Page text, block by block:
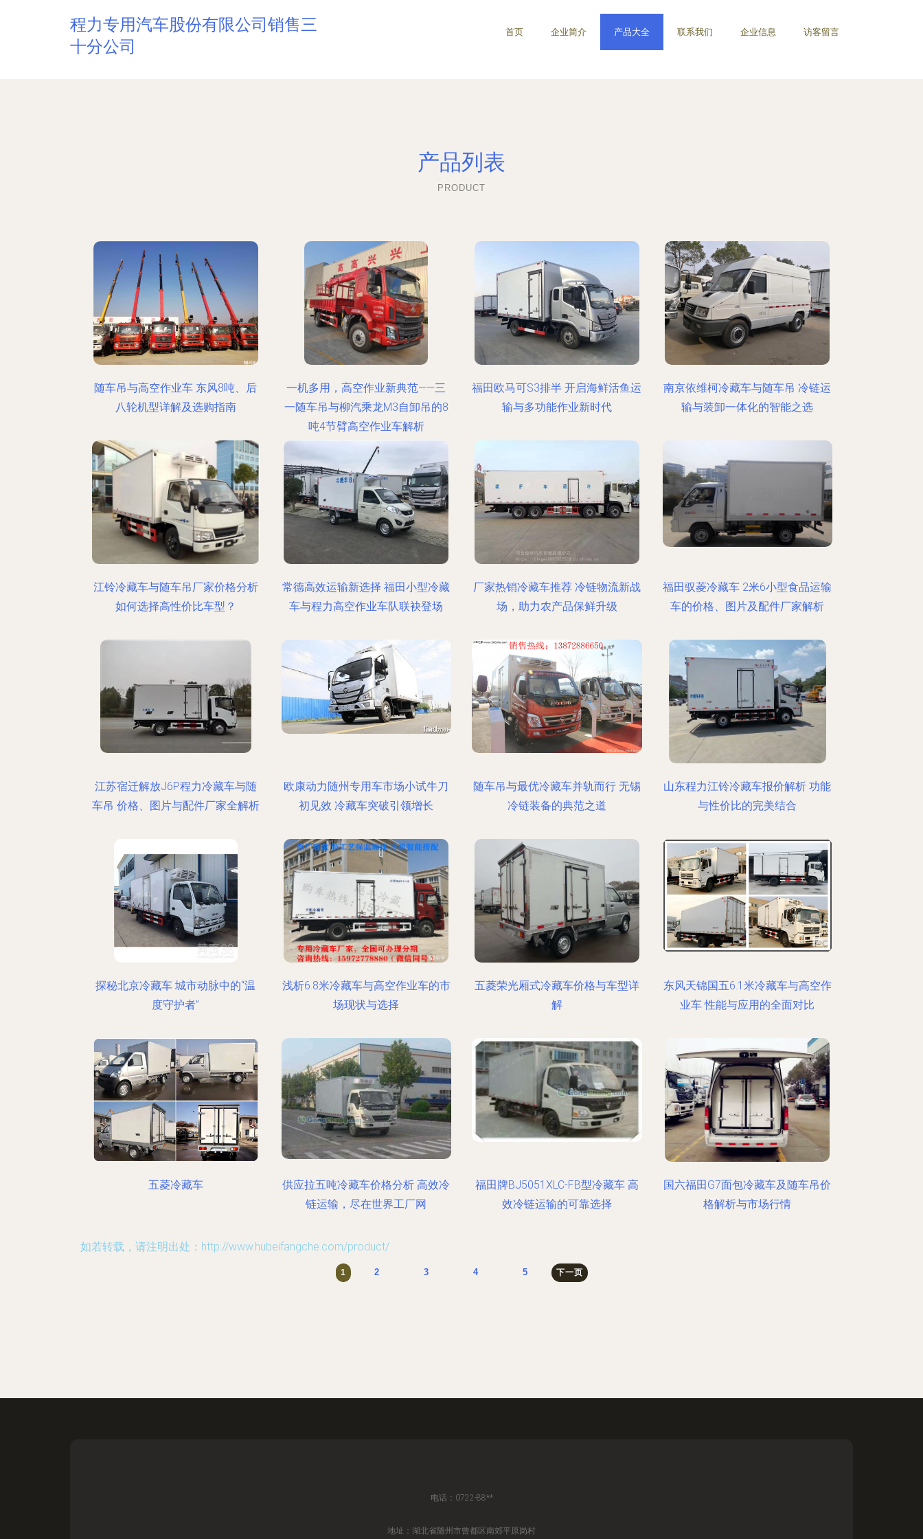
程力专用汽车股份有限公司销售三
十分公司
首页 企业简介 产品大全 联系我们 企业信息 访客留言
产品列表
PRODUCT
随车吊与高空作业车 东风8吨、后
八轮机型详解及选购指南
一机多用，高空作业新典范——三
一随车吊与柳汽乘龙M3自卸吊的8
吨4节臂高空作业车解析
福田欧马可S3排半 开启海鲜活鱼运
输与多功能作业新时代
南京依维柯冷藏车与随车吊 冷链运
输与装卸一体化的智能之选
江铃冷藏车与随车吊厂家价格分析
如何选择高性价比车型？
常德高效运输新选择 福田小型冷藏
车与程力高空作业车队联袂登场
厂家热销冷藏车推荐 冷链物流新战
场，助力农产品保鲜升级
福田驭菱冷藏车 2米6小型食品运输
车的价格、图片及配件厂家解析
江苏宿迁解放J6P程力冷藏车与随
车吊 价格、图片与配件厂家全解析
欧康动力随州专用车市场小试牛刀
初见效 冷藏车突破引领增长
随车吊与最优冷藏车并轨而行 无锡
冷链装备的典范之道
山东程力江铃冷藏车报价解析 功能
与性价比的完美结合
探秘北京冷藏车 城市动脉中的“温
度守护者”
浅析6.8米冷藏车与高空作业车的市
场现状与选择
五菱荣光厢式冷藏车价格与车型详
解
东风天锦国五6.1米冷藏车与高空作
业车 性能与应用的全面对比
五菱冷藏车
供应拉五吨冷藏车价格分析 高效冷
链运输，尽在世界工厂网
福田牌BJ5051XLC-FB型冷藏车 高
效冷链运输的可靠选择
国六福田G7面包冷藏车及随车吊价
格解析与市场行情
如若转载，请注明出处：http://www.hubeifangche.com/product/
1 2 3 4 5 下一页
电话：0722-88**
地址：湖北省随州市曾都区南郊平原岗村